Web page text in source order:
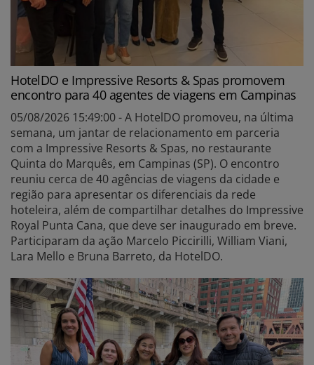
HotelDO e Impressive Resorts & Spas promovem
encontro para 40 agentes de viagens em Campinas
05/08/2026 15:49:00 - A HotelDO promoveu, na última
semana, um jantar de relacionamento em parceria
com a Impressive Resorts & Spas, no restaurante
Quinta do Marquês, em Campinas (SP). O encontro
reuniu cerca de 40 agências de viagens da cidade e
região para apresentar os diferenciais da rede
hoteleira, além de compartilhar detalhes do Impressive
Royal Punta Cana, que deve ser inaugurado em breve.
Participaram da ação Marcelo Piccirilli, William Viani,
Lara Mello e Bruna Barreto, da HotelDO.